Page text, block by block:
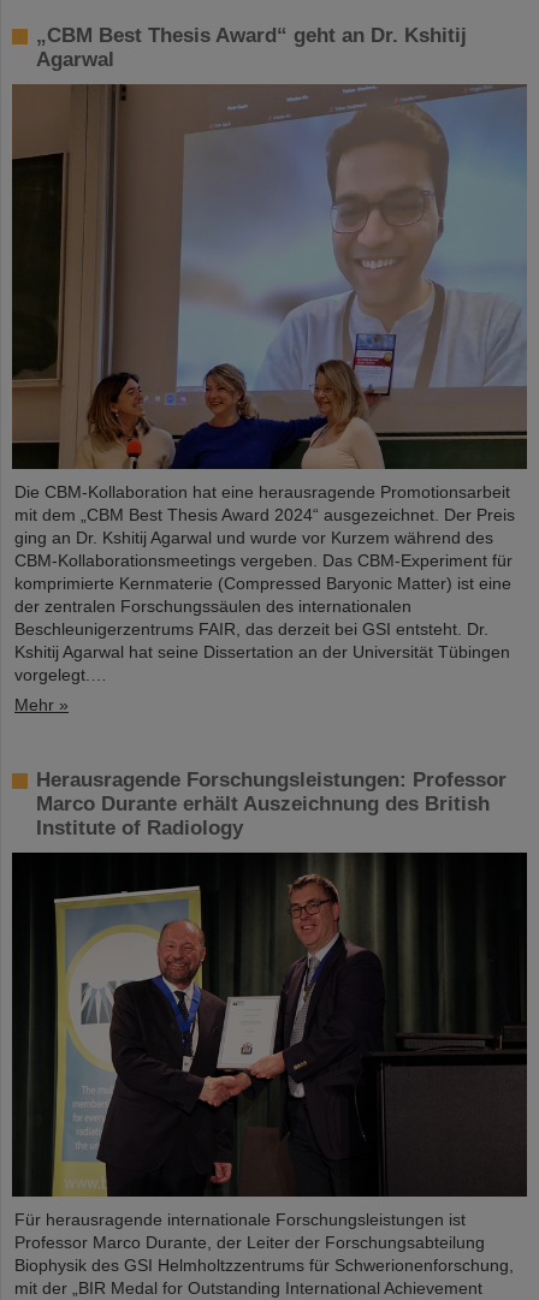
„CBM Best Thesis Award“ geht an Dr. Kshitij
Agarwal
Die CBM-Kollaboration hat eine herausragende Promotionsarbeit
mit dem „CBM Best Thesis Award 2024“ ausgezeichnet. Der Preis
ging an Dr. Kshitij Agarwal und wurde vor Kurzem während des
CBM-Kollaborationsmeetings vergeben. Das CBM-Experiment für
komprimierte Kernmaterie (Compressed Baryonic Matter) ist eine
der zentralen Forschungssäulen des internationalen
Beschleunigerzentrums FAIR, das derzeit bei GSI entsteht. Dr.
Kshitij Agarwal hat seine Dissertation an der Universität Tübingen
vorgelegt.…
Mehr »
Herausragende Forschungsleistungen: Professor
Marco Durante erhält Auszeichnung des British
Institute of Radiology
Für herausragende internationale Forschungsleistungen ist
Professor Marco Durante, der Leiter der Forschungsabteilung
Biophysik des GSI Helmholtzzentrums für Schwerionenforschung,
mit der „BIR Medal for Outstanding International Achievement